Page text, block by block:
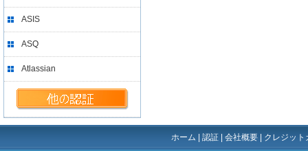
ASIS
ASQ
Atlassian
ホーム 認証 会社概要 クレジッ